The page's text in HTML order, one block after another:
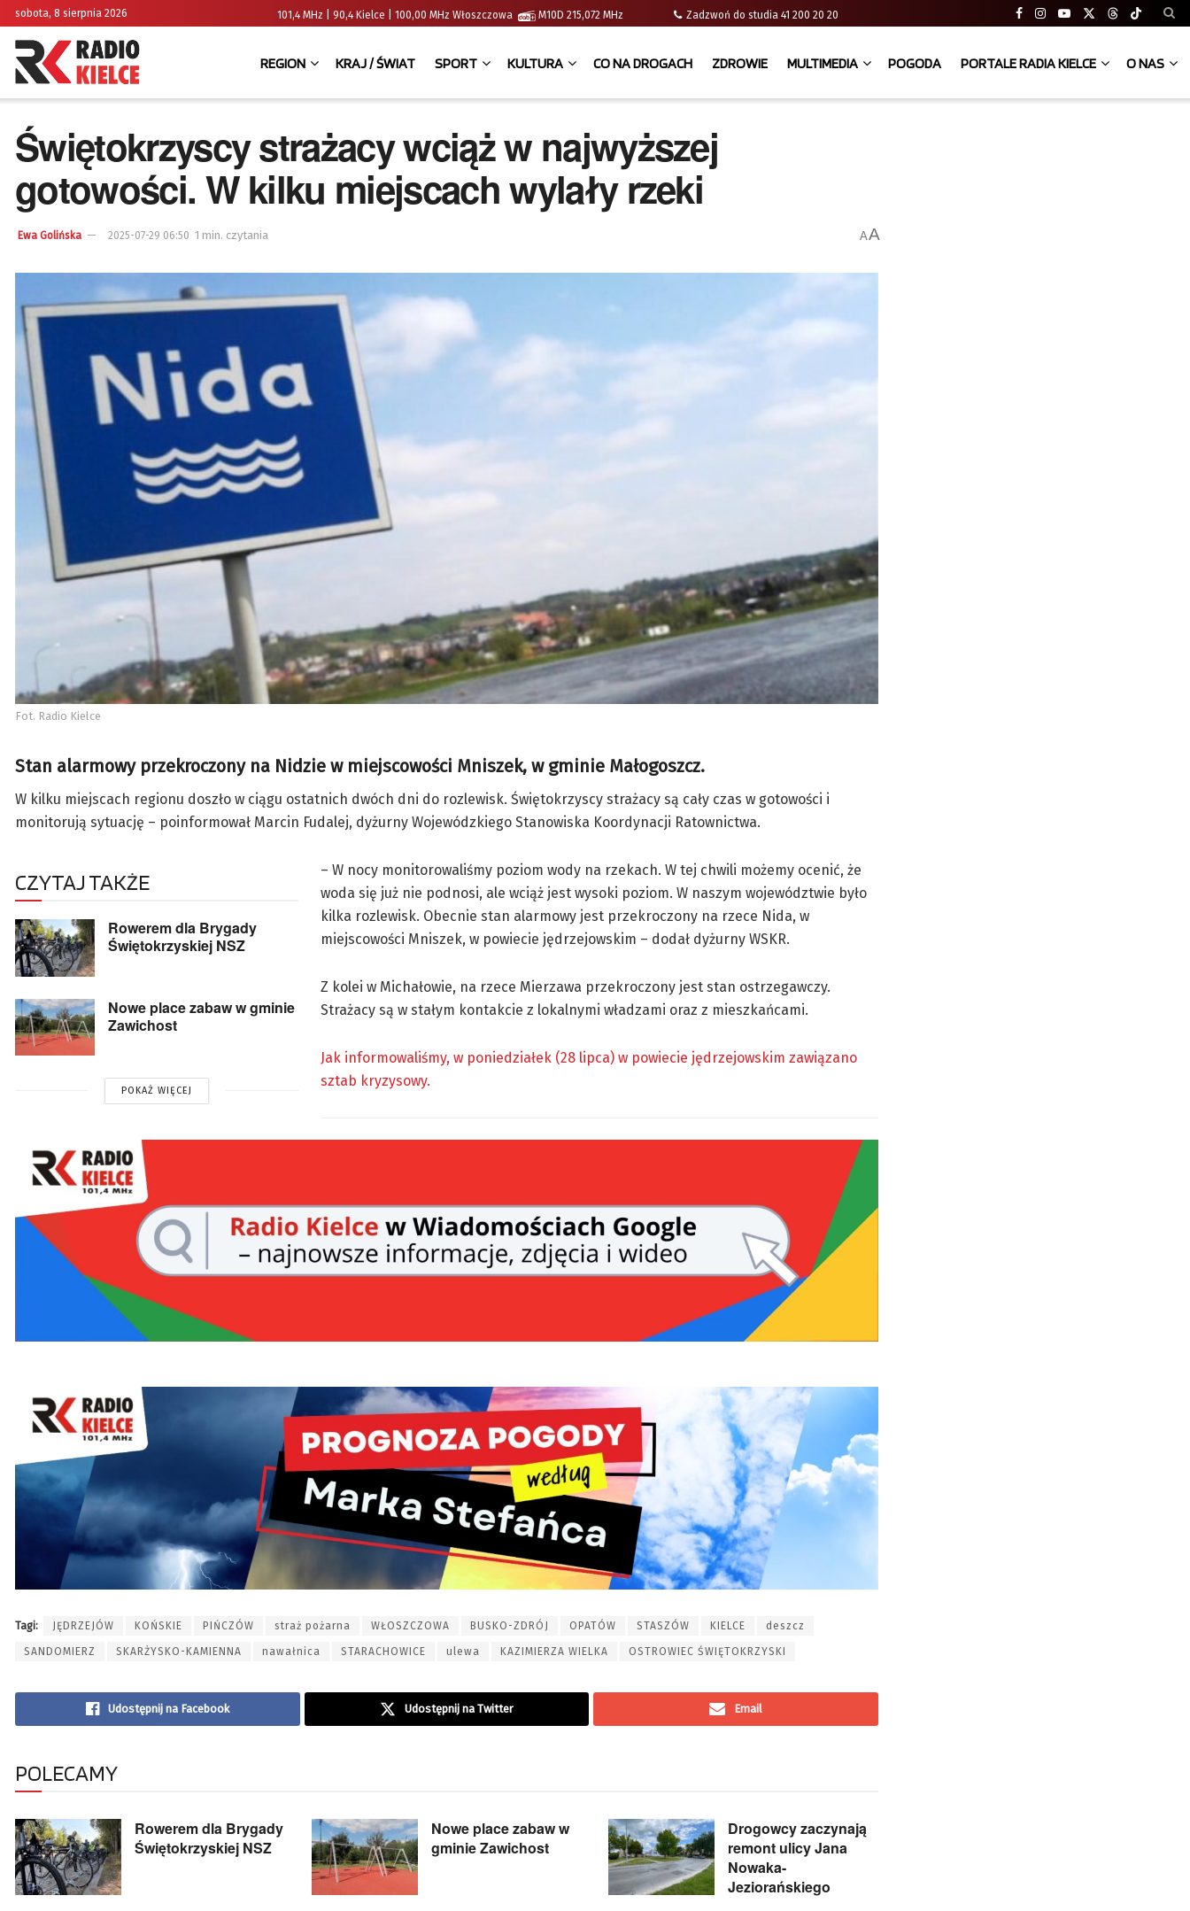
sobota, 8 sierpnia 2026 101,4 MHz | 90,4 Kielce | 100,00 MHz Włoszczowa M10D 215,072 MHz Zadzwoń do studia 41 200 20 20
REGION KRAJ / ŚWIAT SPORT KULTURA CO NA DROGACH ZDROWIE MULTIMEDIA POGODA PORTALE RADIA KIELCE O NAS
Świętokrzyscy strażacy wciąż w najwyższej
gotowości. W kilku miejscach wylały rzeki
Ewa Golińska 2025-07-29 06:50 1 min. czytania AA
Fot. Radio Kielce
Stan alarmowy przekroczony na Nidzie w miejscowości Mniszek, w gminie Małogoszcz.
W kilku miejscach regionu doszło w ciągu ostatnich dwóch dni do rozlewisk. Świętokrzyscy strażacy są cały czas w gotowości i
monitorują sytuację – poinformował Marcin Fudalej, dyżurny Wojewódzkiego Stanowiska Koordynacji Ratownictwa.
CZYTAJ TAKŻE
Rowerem dla Brygady
Świętokrzyskiej NSZ
Nowe place zabaw w gminie
Zawichost
POKAŻ WIĘCEJ
– W nocy monitorowaliśmy poziom wody na rzekach. W tej chwili możemy ocenić, że
woda się już nie podnosi, ale wciąż jest wysoki poziom. W naszym województwie było
kilka rozlewisk. Obecnie stan alarmowy jest przekroczony na rzece Nida, w
miejscowości Mniszek, w powiecie jędrzejowskim – dodał dyżurny WSKR.
Z kolei w Michałowie, na rzece Mierzawa przekroczony jest stan ostrzegawczy.
Strażacy są w stałym kontakcie z lokalnymi władzami oraz z mieszkańcami.
Jak informowaliśmy, w poniedziałek (28 lipca) w powiecie jędrzejowskim zawiązano
sztab kryzysowy.
Tagi: JĘDRZEJÓW KOŃSKIE PIŃCZÓW straż pożarna WŁOSZCZOWA BUSKO-ZDRÓJ OPATÓW STASZÓW KIELCE deszcz
SANDOMIERZ SKARŻYSKO-KAMIENNA nawałnica STARACHOWICE ulewa KAZIMIERZA WIELKA OSTROWIEC ŚWIĘTOKRZYSKI
Udostępnij na Facebook Udostępnij na Twitter Email
POLECAMY
Rowerem dla Brygady
Świętokrzyskiej NSZ
Nowe place zabaw w
gminie Zawichost
Drogowcy zaczynają
remont ulicy Jana
Nowaka-
Jeziorańskiego